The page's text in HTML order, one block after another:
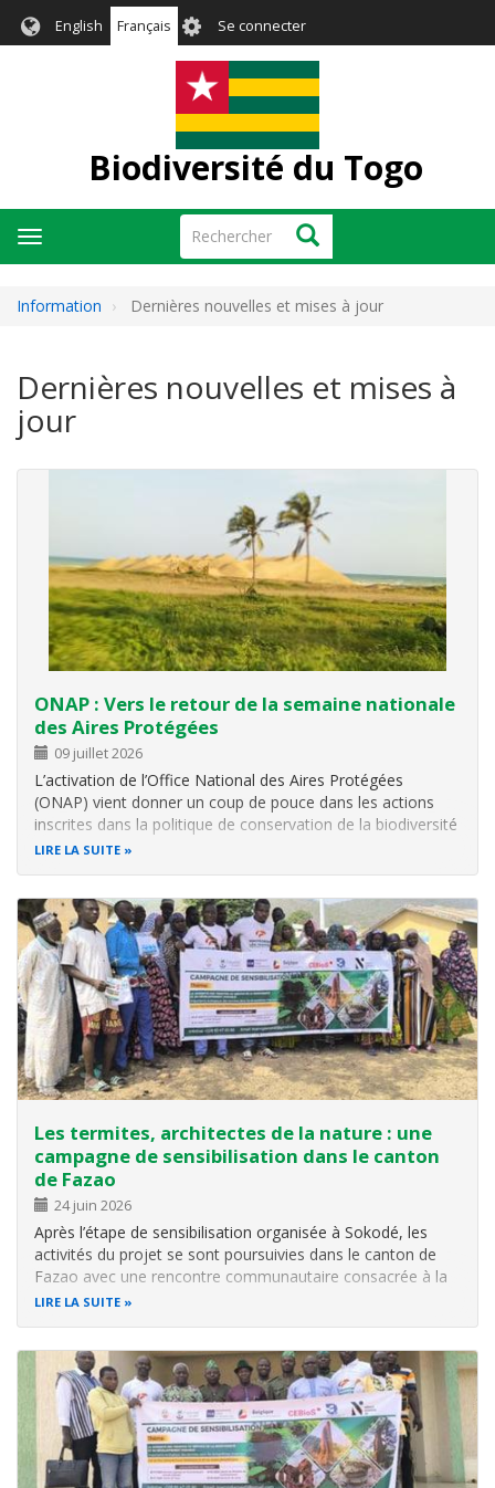
English Français User
account
menu
Se connecter
Biodiversité du Togo
Rechercher Rechercher
Toggle
navigation
Information Dernières nouvelles et mises à jour
Dernières nouvelles et mises à
jour
ONAP : Vers le retour de la semaine nationale
des Aires Protégées
09 juillet 2026
L’activation de l’Office National des Aires Protégées
(ONAP) vient donner un coup de pouce dans les actions
inscrites dans la politique de conservation de la biodiversité
au Togo. Institué en octobre 2023 comme établissement
LIRE LA SUITE
Les termites, architectes de la nature : une
campagne de sensibilisation dans le canton
de Fazao
24 juin 2026
Après l’étape de sensibilisation organisée à Sokodé, les
activités du projet se sont poursuivies dans le canton de
Fazao avec une rencontre communautaire consacrée à la
valorisation du rôle écologique des termites et de leur
LIRE LA SUITE